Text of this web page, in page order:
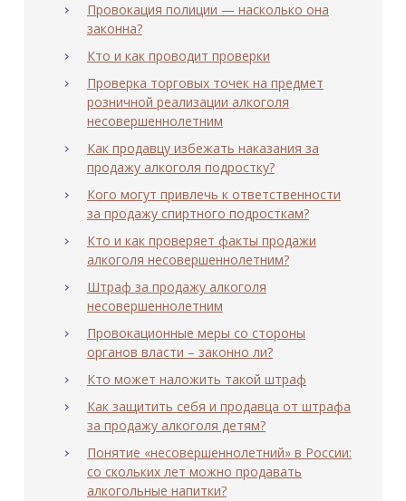
Провокация полиции — насколько она
законна?
Кто и как проводит проверки
Проверка торговых точек на предмет
розничной реализации алкоголя
несовершеннолетним
Как продавцу избежать наказания за
продажу алкоголя подростку?
Кого могут привлечь к ответственности
за продажу спиртного подросткам?
Кто и как проверяет факты продажи
алкоголя несовершеннолетним?
Штраф за продажу алкоголя
несовершеннолетним
Провокационные меры со стороны
органов власти – законно ли?
Кто может наложить такой штраф
Как защитить себя и продавца от штрафа
за продажу алкоголя детям?
Понятие «несовершеннолетний» в России:
со скольких лет можно продавать
алкогольные напитки?